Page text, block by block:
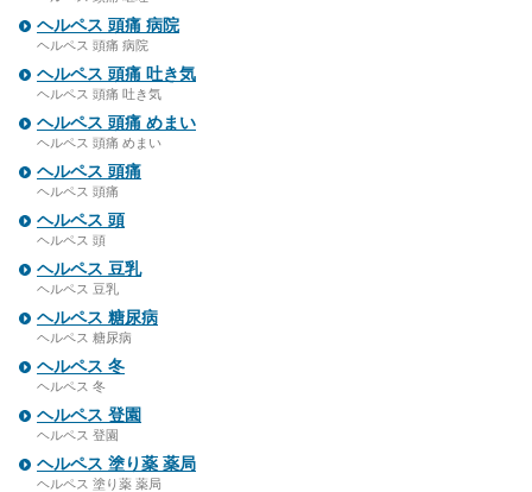
ヘルペス 頭痛 病院
ヘルペス 頭痛 病院
ヘルペス 頭痛 吐き気
ヘルペス 頭痛 吐き気
ヘルペス 頭痛 めまい
ヘルペス 頭痛 めまい
ヘルペス 頭痛
ヘルペス 頭痛
ヘルペス 頭
ヘルペス 頭
ヘルペス 豆乳
ヘルペス 豆乳
ヘルペス 糖尿病
ヘルペス 糖尿病
ヘルペス 冬
ヘルペス 冬
ヘルペス 登園
ヘルペス 登園
ヘルペス 塗り薬 薬局
ヘルペス 塗り薬 薬局